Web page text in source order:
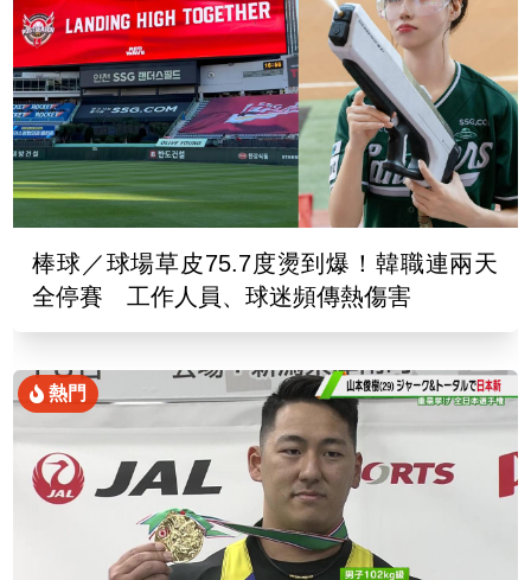
棒球／球場草皮75.7度燙到爆！韓職連兩天
全停賽 工作人員、球迷頻傳熱傷害
熱門